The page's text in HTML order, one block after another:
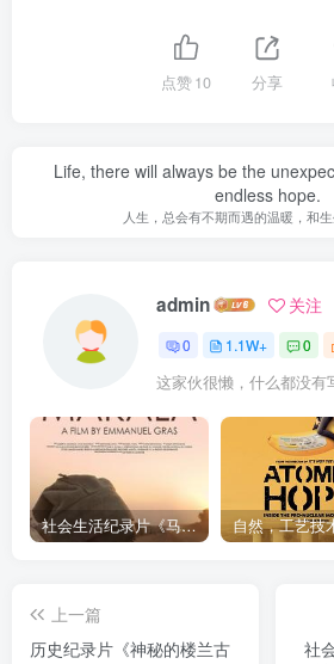
点赞10 分享
Life, there will always be the
endless hope.
人生，总会有不期而遇的温暖，和
admin 关注
0 1.1W+ 0
这家伙很懒，什么都没有
社会生活纪录片《马加拉 Makala》下载
上一篇
历史纪录片《神秘的楼兰古
社